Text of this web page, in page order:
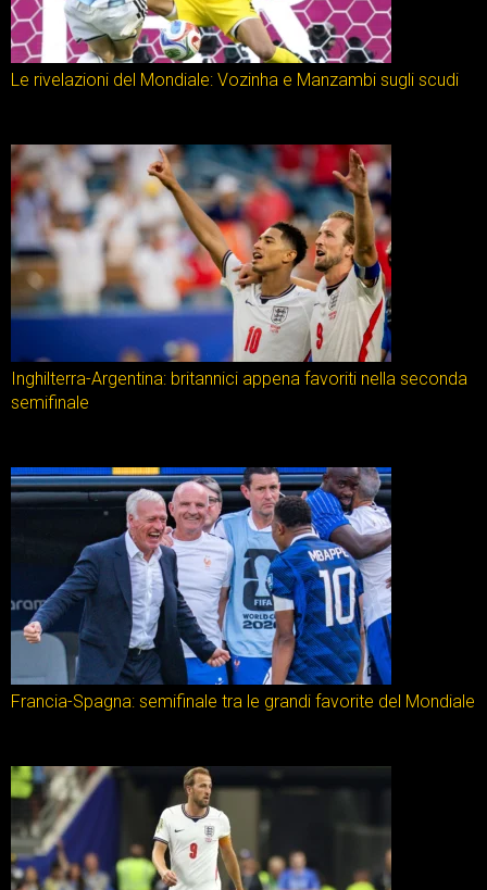
Le rivelazioni del Mondiale: Vozinha e Manzambi sugli scudi
Inghilterra-Argentina: britannici appena favoriti nella seconda
semifinale
Francia-Spagna: semifinale tra le grandi favorite del Mondiale